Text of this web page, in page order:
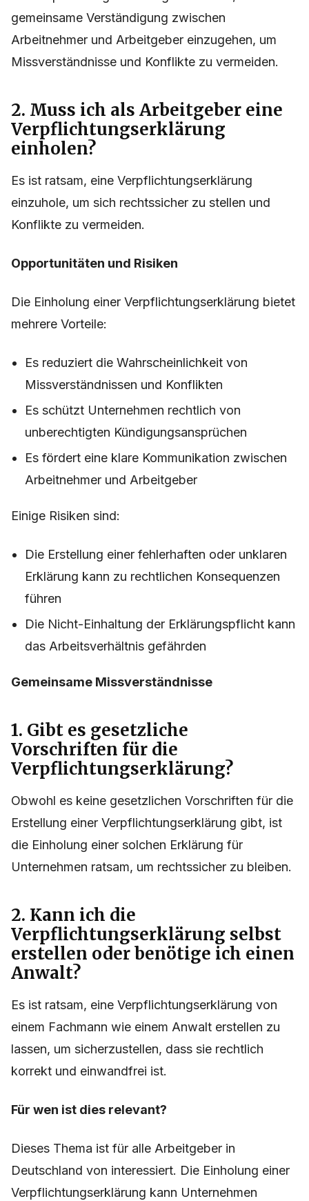
gemeinsame Verständigung zwischen
Arbeitnehmer und Arbeitgeber einzugehen, um
Missverständnisse und Konflikte zu vermeiden.
2. Muss ich als Arbeitgeber eine
Verpflichtungserklärung
einholen?
Es ist ratsam, eine Verpflichtungserklärung
einzuhole, um sich rechtssicher zu stellen und
Konflikte zu vermeiden.
Opportunitäten und Risiken
Die Einholung einer Verpflichtungserklärung bietet
mehrere Vorteile:
Es reduziert die Wahrscheinlichkeit von
Missverständnissen und Konflikten
Es schützt Unternehmen rechtlich von
unberechtigten Kündigungsansprüchen
Es fördert eine klare Kommunikation zwischen
Arbeitnehmer und Arbeitgeber
Einige Risiken sind:
Die Erstellung einer fehlerhaften oder unklaren
Erklärung kann zu rechtlichen Konsequenzen
führen
Die Nicht-Einhaltung der Erklärungspflicht kann
das Arbeitsverhältnis gefährden
Gemeinsame Missverständnisse
1. Gibt es gesetzliche
Vorschriften für die
Verpflichtungserklärung?
Obwohl es keine gesetzlichen Vorschriften für die
Erstellung einer Verpflichtungserklärung gibt, ist
die Einholung einer solchen Erklärung für
Unternehmen ratsam, um rechtssicher zu bleiben.
2. Kann ich die
Verpflichtungserklärung selbst
erstellen oder benötige ich einen
Anwalt?
Es ist ratsam, eine Verpflichtungserklärung von
einem Fachmann wie einem Anwalt erstellen zu
lassen, um sicherzustellen, dass sie rechtlich
korrekt und einwandfrei ist.
Für wen ist dies relevant?
Dieses Thema ist für alle Arbeitgeber in
Deutschland von interessiert. Die Einholung einer
Verpflichtungserklärung kann Unternehmen